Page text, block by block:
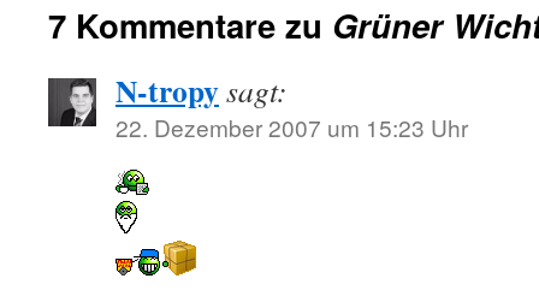
7 Kommentare zu Grüner
N-tropysagt:
22. Dezember 2007 um 15:23 Uhr